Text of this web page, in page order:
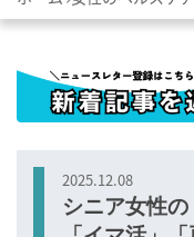
2025.12.08
シニア女性の